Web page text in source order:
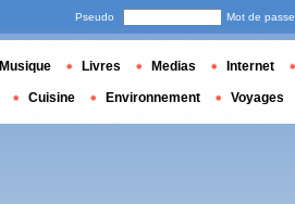
Pseudo Mot de passe
Musique Livres Medias Internet
Cuisine Environnement Voyages